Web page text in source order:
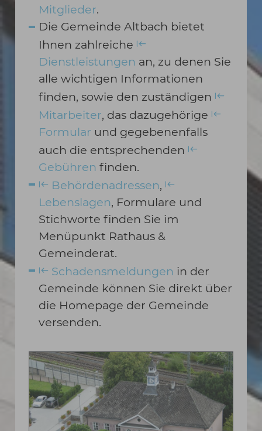
Mitglieder.
Die Gemeinde Altbach bietet
Ihnen zahlreiche
Dienstleistungen an, zu denen Sie
alle wichtigen Informationen
finden, sowie den zuständigen
Mitarbeiter, das dazugehörige
Formular und gegebenenfalls
auch die entsprechenden
Gebühren finden.
Behördenadressen,
Lebenslagen, Formulare und
Stichworte finden Sie im
Menüpunkt Rathaus &
Gemeinderat.
Schadensmeldungen in der
Gemeinde können Sie direkt über
die Homepage der Gemeinde
versenden.